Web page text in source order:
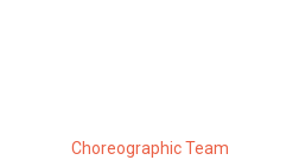
Choreographic Team